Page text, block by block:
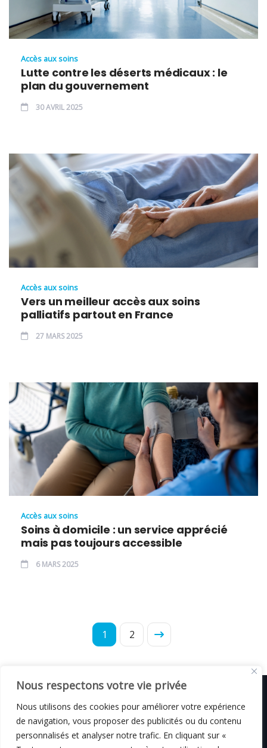
Nous respectons votre vie privée
Nous utilisons des cookies pour améliorer votre expérience
de navigation, vous proposer des publicités ou du contenu
personnalisés et analyser notre trafic. En cliquant sur «
Accès aux soins
Lutte contre les déserts médicaux : le
plan du gouvernement
30 AVRIL 2025
Accès aux soins
Vers un meilleur accès aux soins
palliatifs partout en France
27 MARS 2025
Accès aux soins
Soins à domicile : un service apprécié
mais pas toujours accessible
6 MARS 2025
1 2
© C i E M2026